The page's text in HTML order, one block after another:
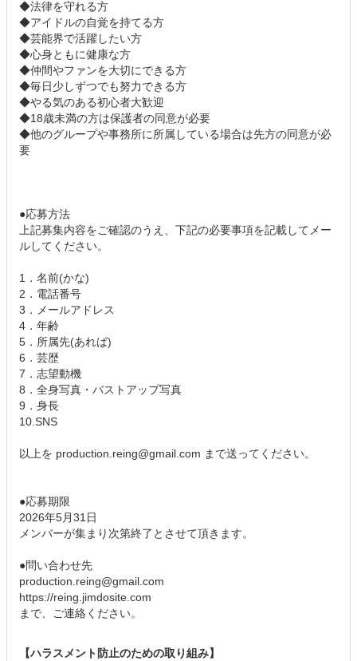
◆法律を守れる方
◆アイドルの自覚を持てる方
◆芸能界で活躍したい方
◆心身ともに健康な方
◆仲間やファンを大切にできる方
◆毎日少しずつでも努力できる方
◆やる気のある初心者大歓迎
◆18歳未満の方は保護者の同意が必要
◆他のグループや事務所に所属している場合は先方の同意が必
要
●応募方法
上記募集内容をご確認のうえ、下記の必要事項を記載してメー
ルしてください。
1．名前(かな)
2．電話番号
3．メールアドレス
4．年齢
5．所属先(あれば)
6．芸歴
7．志望動機
8．全身写真・バストアップ写真
9．身長
10.SNS
以上を production.reing@gmail.com まで送ってください。
●応募期限
2026年5月31日
メンバーが集まり次第終了とさせて頂きます。
●問い合わせ先
production.reing@gmail.com
https://reing.jimdosite.com
まで、ご連絡ください。
【ハラスメント防止のための取り組み】